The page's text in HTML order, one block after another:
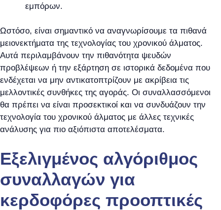
εμπόρων.
Ωστόσο, είναι σημαντικό να αναγνωρίσουμε τα πιθανά
μειονεκτήματα της τεχνολογίας του χρονικού άλματος.
Αυτά περιλαμβάνουν την πιθανότητα ψευδών
προβλέψεων ή την εξάρτηση σε ιστορικά δεδομένα που
ενδέχεται να μην αντικατοπτρίζουν με ακρίβεια τις
μελλοντικές συνθήκες της αγοράς. Οι συναλλασσόμενοι
θα πρέπει να είναι προσεκτικοί και να συνδυάζουν την
τεχνολογία του χρονικού άλματος με άλλες τεχνικές
ανάλυσης για πιο αξιόπιστα αποτελέσματα.
Εξελιγμένος αλγόριθμος
συναλλαγών για
κερδοφόρες προοπτικές